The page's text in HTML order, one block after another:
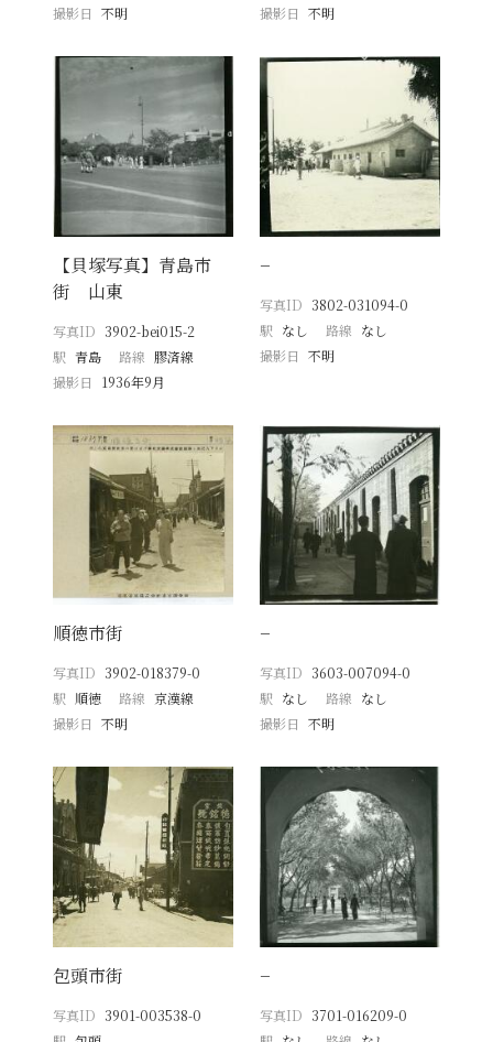
撮影日
不明
撮影日 不明
【貝塚写真】青島市
街 山東
写真ID 3902-bei015-2
駅 青島 路線 膠済線
撮影日
1936年9月
−
写真ID 3802-031094-0
駅 なし 路線 なし
撮影日 不明
順徳市街
写真ID 3902-018379-0
駅 順徳 路線 京漢線
撮影日
不明
−
写真ID 3603-007094-0
駅 なし 路線 なし
撮影日 不明
包頭市街
写真ID 3901-003538-0
−
写真ID 3701-016209-0